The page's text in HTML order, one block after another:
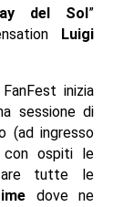
del Sol ”
Luigi
inizia
sessione di
(ad ingresso
con ospiti le
tutte le
dove ne